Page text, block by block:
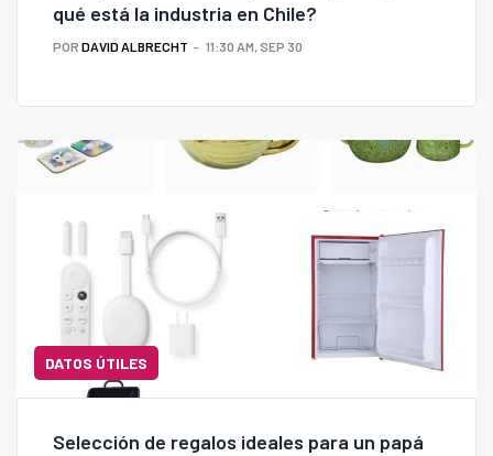
qué está la industria en Chile?
POR DAVID ALBRECHT 11:30 AM, SEP 30
DATOS ÚTILES
Selección de regalos ideales para un papá